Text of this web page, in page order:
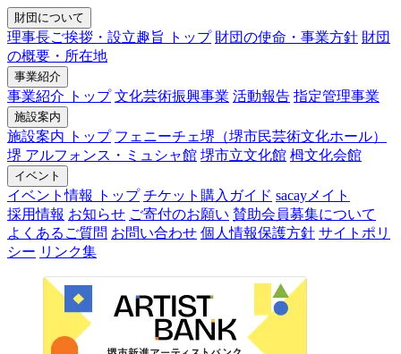
財団について
理事長ご挨拶・設立趣旨 トップ 財団の使命・事業方針 財団
の概要・所在地
事業紹介
事業紹介 トップ 文化芸術振興事業 活動報告 指定管理事業
施設案内
施設案内 トップ フェニーチェ堺（堺市民芸術文化ホール）
堺 アルフォンス・ミュシャ館 堺市立文化館 栂文化会館
イベント
イベント情報 トップ チケット購入ガイド sacayメイト
採用情報 お知らせ ご寄付のお願い 賛助会員募集について
よくあるご質問 お問い合わせ 個人情報保護方針 サイトポリ
シー リンク集